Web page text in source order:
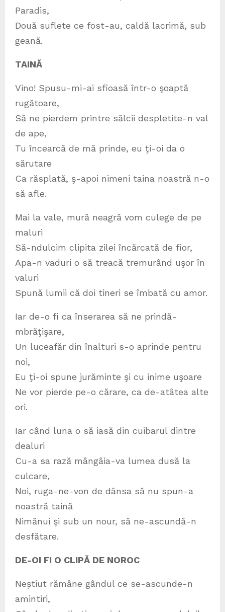
Paradis,
Două suflete ce fost-au, caldă lacrimă, sub
geană.
TAINĂ
Vino! Spusu-mi-ai sfioasă într-o şoaptă
rugătoare,
Să ne pierdem printre sălcii despletite-n val
de ape,
Tu încearcă de mă prinde, eu ţi-oi da o
sărutare
Ca răsplată, ş-apoi nimeni taina noastră n-o
să afle.
Mai la vale, mură neagră vom culege de pe
maluri
Să-ndulcim clipita zilei încărcată de fior,
Apa-n vaduri o să treacă tremurând uşor în
valuri
Spună lumii că doi tineri se îmbată cu amor.
Iar de-o fi ca înserarea să ne prindă-
mbrăţişare,
Un luceafăr din înalturi s-o aprinde pentru
noi,
Eu ţi-oi spune jurăminte şi cu inime uşoare
Ne vor pierde pe-o cărare, ca de-atâtea alte
ori.
Iar când luna o să iasă din cuibarul dintre
dealuri
Cu-a sa rază mângâia-va lumea dusă la
culcare,
Noi, ruga-ne-von de dânsa să nu spun-a
noastră taină
Nimănui şi sub un nour, să ne-ascundă-n
desfătare.
DE-OI FI O CLIPĂ DE NOROC
Neștiut rămâne gândul ce se-ascunde-n
amintiri,